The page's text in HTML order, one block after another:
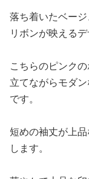
落ち着いたベー
リボンが映える
こちらのピンク
立てながらモダ
です。
短めの袖丈が上
します。